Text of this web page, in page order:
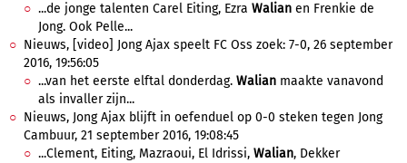
...de jonge talenten Carel Eiting, Ezra Walian en Frenkie de
Jong. Ook Pelle...
Nieuws, [video] Jong Ajax speelt FC Oss zoek: 7-0, 26 september
2016, 19:56:05
...van het eerste elftal donderdag. Walian maakte vanavond
als invaller zijn...
Nieuws, Jong Ajax blijft in oefenduel op 0-0 steken tegen Jong
Cambuur, 21 september 2016, 19:08:45
...Clement, Eiting, Mazraoui, El Idrissi, Walian, Dekker